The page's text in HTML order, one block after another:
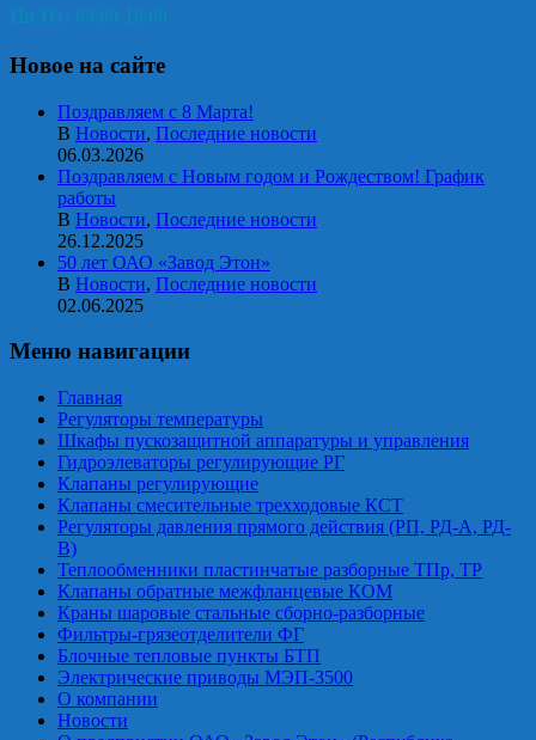
Новое на сайте
Поздравляем с 8 Марта!
В Новости, Последние новости
06.03.2026
Поздравляем с Новым годом и Рождеством! График
работы
В Новости, Последние новости
26.12.2025
50 лет ОАО «Завод Этон»
В Новости, Последние новости
02.06.2025
Меню навигации
Главная
Регуляторы температуры
Шкафы пускозащитной аппаратуры и управления
Гидроэлеваторы регулирующие РГ
Клапаны регулирующие
Клапаны смесительные трехходовые КСТ
Регуляторы давления прямого действия (РП, РД-А, РД-
В)
Теплообменники пластинчатые разборные ТПр, ТР
Клапаны обратные межфланцевые КОМ
Краны шаровые стальные сборно-разборные
Фильтры-грязеотделители ФГ
Блочные тепловые пункты БТП
Электрические приводы МЭП-3500
О компании
Новости